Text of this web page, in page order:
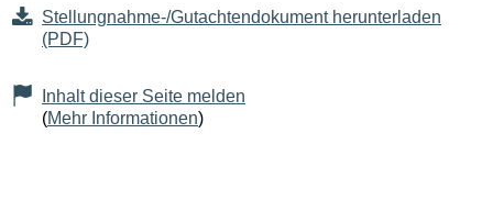
Stellungnahme-/Gutachtendokument herunterladen
(PDF)
Inhalt dieser Seite melden
(Mehr Informationen)